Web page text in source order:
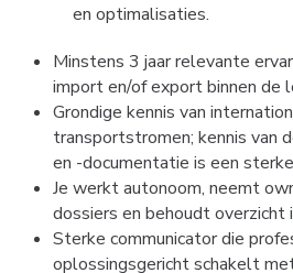
en optimalisaties.
Minstens 3 jaar relevante
import en/of export binnen de
Grondige kennis van
transportstromen; kennis van
en -documentatie is een
Je werkt autonoom, neemt
dossiers en behoudt overzicht
Sterke communicator die
oplossingsgericht schakelt